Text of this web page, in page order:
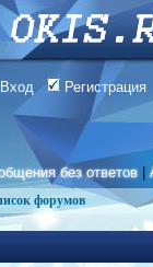
Вход Регистрация
без ответов |
форумов